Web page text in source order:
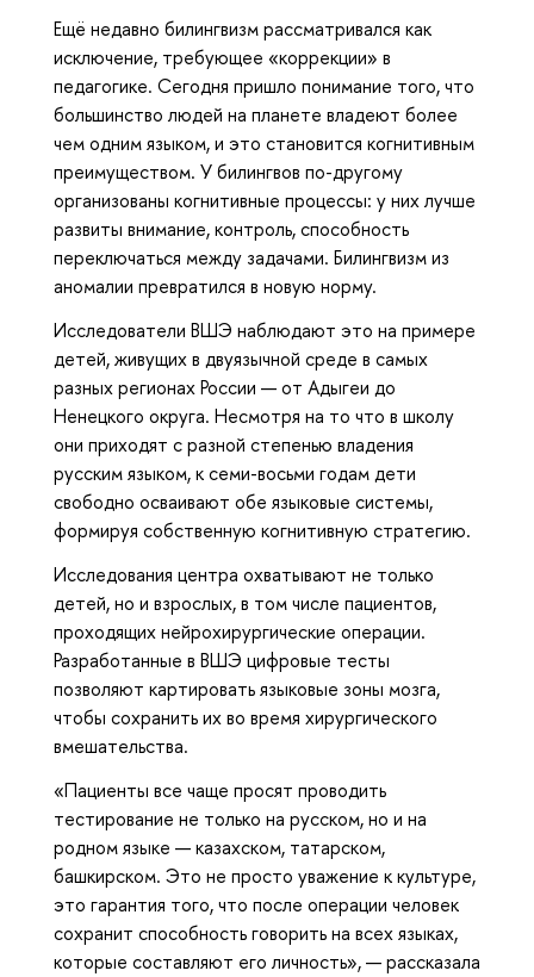
Ещё недавно билингвизм рассматривался как
исключение, требующее «коррекции» в
педагогике. Сегодня пришло понимание того, что
большинство людей на планете владеют более
чем одним языком, и это становится когнитивным
преимуществом. У билингвов по-другому
организованы когнитивные процессы: у них лучше
развиты внимание, контроль, способность
переключаться между задачами. Билингвизм из
аномалии превратился в новую норму.
Исследователи ВШЭ наблюдают это на примере
детей, живущих в двуязычной среде в самых
разных регионах России — от Адыгеи до
Ненецкого округа. Несмотря на то что в школу
они приходят с разной степенью владения
русским языком, к семи-восьми годам дети
свободно осваивают обе языковые системы,
формируя собственную когнитивную стратегию.
Исследования центра охватывают не только
детей, но и взрослых, в том числе пациентов,
проходящих нейрохирургические операции.
Разработанные в ВШЭ цифровые тесты
позволяют картировать языковые зоны мозга,
чтобы сохранить их во время хирургического
вмешательства.
«Пациенты все чаще просят проводить
тестирование не только на русском, но и на
родном языке — казахском, татарском,
башкирском. Это не просто уважение к культуре,
это гарантия того, что после операции человек
сохранит способность говорить на всех языках,
которые составляют его личность», — рассказала